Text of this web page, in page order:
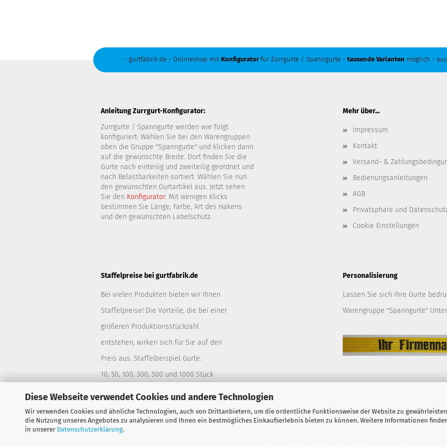
Diese Webseite verwendet Cookies und andere Technologien
Wir verwenden Cookies und ähnliche Technologien, auch von Drittanbietern, um die ordentliche Funktionsweise der Website zu
die Nutzung unseres Angebotes zu analysieren und Ihnen ein bestmögliches Einkaufserlebnis bieten zu können. Weitere Informationen
in unserer Datenschutzerklärung.
- gurtfabrik.de - Onlineshop mit Konfiguratorfür Zurrgurte / Spanngurte - tausende Varianten möglich -
Anleitung Zurrgurt-Konfigurator:
Zurrgurte / Spanngurte werden wie folgt
konfiguriert: Wählen Sie bei den Warengruppen
oben die Gruppe "Spanngurte" und klicken dann
auf die gewünschte Breite. Dort finden Sie die
Gurte nach einteilig und zweiteilig geordnet und
nach Belastbarkeiten sortiert. Wählen Sie nun
den gewünschten Gurtartikel aus. Jetzt sehen
Sie den Konfigurator. Mit wenigen Klicks
bestimmen Sie Länge, Farbe, Art des Hakens
und den gewünschten Labelschutz.
Mehr über...
Impressum
Kontakt
Versand- &
Bedienungsanleitungen
AGB
Privatsphäre und
Cookie Einstellungen
Staffelpreise bei gurtfabrik.de
Bei vielen Produkten bieten wir Ihnen
Staffelpreise! Die Vorteile, die bei einer
größeren Produktionsstückzahl
entstehen, wirken sich für Sie auf den
Preis aus. Staffelbeispiel Gurte:
10, 50, 100, 300, 500 und 1000 Stück
Personalisierung
Lassen Sie sich Ihre Gurte
Warengruppe "Spanngurte"